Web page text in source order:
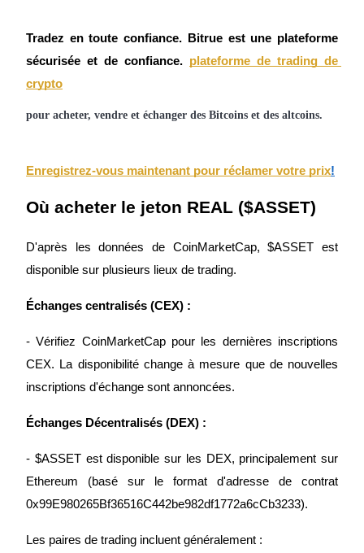
Copie de Trading
Rejoignez les meilleurs traders
Profitez du partage des bénéfices et des commissions de copy
trading
Analyse de mégadonnées, y compris des informations
commerciales, etc.
Tradez en toute confiance. Bitrue est une plateforme
sécurisée et de confiance. plateforme de trading de
crypto
pour acheter, vendre et échanger des Bitcoins et des altcoins.
Enregistrez-vous maintenant pour réclamer votre prix!
Où acheter le jeton REAL ($ASSET)
D'après les données de CoinMarketCap, $ASSET est
disponible sur plusieurs lieux de trading.
Échanges centralisés (CEX) :
- Vérifiez CoinMarketCap pour les dernières inscriptions
CEX. La disponibilité change à mesure que de nouvelles
inscriptions d'échange sont annoncées.
Échanges Décentralisés (DEX) :
- $ASSET est disponible sur les DEX, principalement sur
Ethereum (basé sur le format d'adresse de contrat
0x99E980265Bf36516C442be982df1772a6cCb3233).
Les paires de trading incluent généralement :